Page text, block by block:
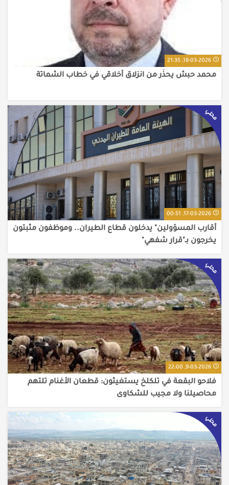
18-03-2026, 21:35
محمد حبش يحذّر من انزلاق أخلاقي في خطاب الشماتة
محلي
17-03-2026, 00:51
أقارب المسؤولين" يدخلون قطاع الطيران.. وموظفون مثبتون
يخرجون بـ"قرار شفهي"
محلي
9-03-2026, 22:00
فلاحو البقعة في تلكلخ يستغيثون: قطعان الأغنام تلتهم
محاصيلنا ولا مجيب للشكاوى
محلي